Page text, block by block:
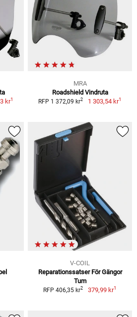
kr1
MRA
Roadshield Vindruta
RFP 1 372,09 kr2 1 303,54 kr1
V-COIL
Reparationssatser För Gängor
Tum
RFP 406,35 kr2 379,99 kr1